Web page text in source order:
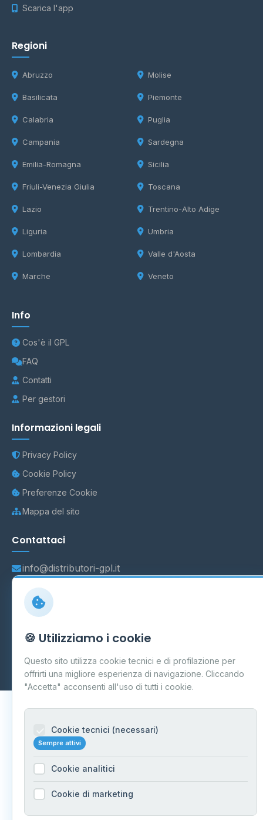
Scarica l'app
Regioni
Abruzzo
Basilicata
Calabria
Campania
Emilia-Romagna
Friuli-Venezia Giulia
Lazio
Liguria
Lombardia
Marche
Molise
Piemonte
Puglia
Sardegna
Sicilia
Toscana
Trentino-Alto Adige
Umbria
Valle d'Aosta
Veneto
Info
Cos'è il GPL
FAQ
Contatti
Per gestori
Informazioni legali
Privacy Policy
Cookie Policy
Preferenze Cookie
Mappa del sito
Contattaci
info@distributori-gpl.it
Carpi P.IVA 03859300364
Dati forniti daMinistero delle Imprese e del Made in Italy
Aggiornamento quotidiano
🍪 Utilizziamo i cookie
Questo sito utilizza cookie tecnici e di profilazione per
offrirti una migliore esperienza di navigazione. Cliccando
"Accetta" acconsenti all'uso di tutti i cookie.
Cookie tecnici (necessari)
Sempre attivi
Cookie analitici
Cookie di marketing